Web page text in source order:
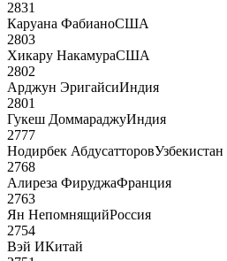
2831
Каруана ФабианоСША
2803
Хикару НакамураСША
2802
Арджун ЭригайсиИндия
2801
Гукеш ДоммараджуИндия
2777
Нодирбек АбдусатторовУзбекистан
2768
Алиреза ФируджаФранция
2763
Ян НепомнящийРоссия
2754
Вэй ИКитай